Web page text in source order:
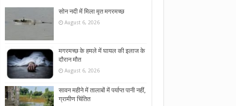
सोन नदी में मिला मृत मगरमच्छ
August 6, 2026
मगरमच्छ के हमले में घायल की इलाज के
दौरान मौत
August 6, 2026
सावन महीने में तालाबों में पर्याप्त पानी नहीं,
ग्रामीण चिंतित